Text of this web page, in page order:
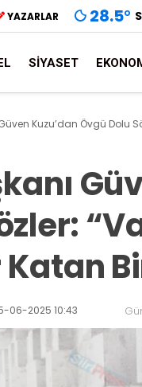
YAZARLAR 28.5°
SIYASET
Kuzu’dan Övgü Dolu
Katan
06-2025 10:43